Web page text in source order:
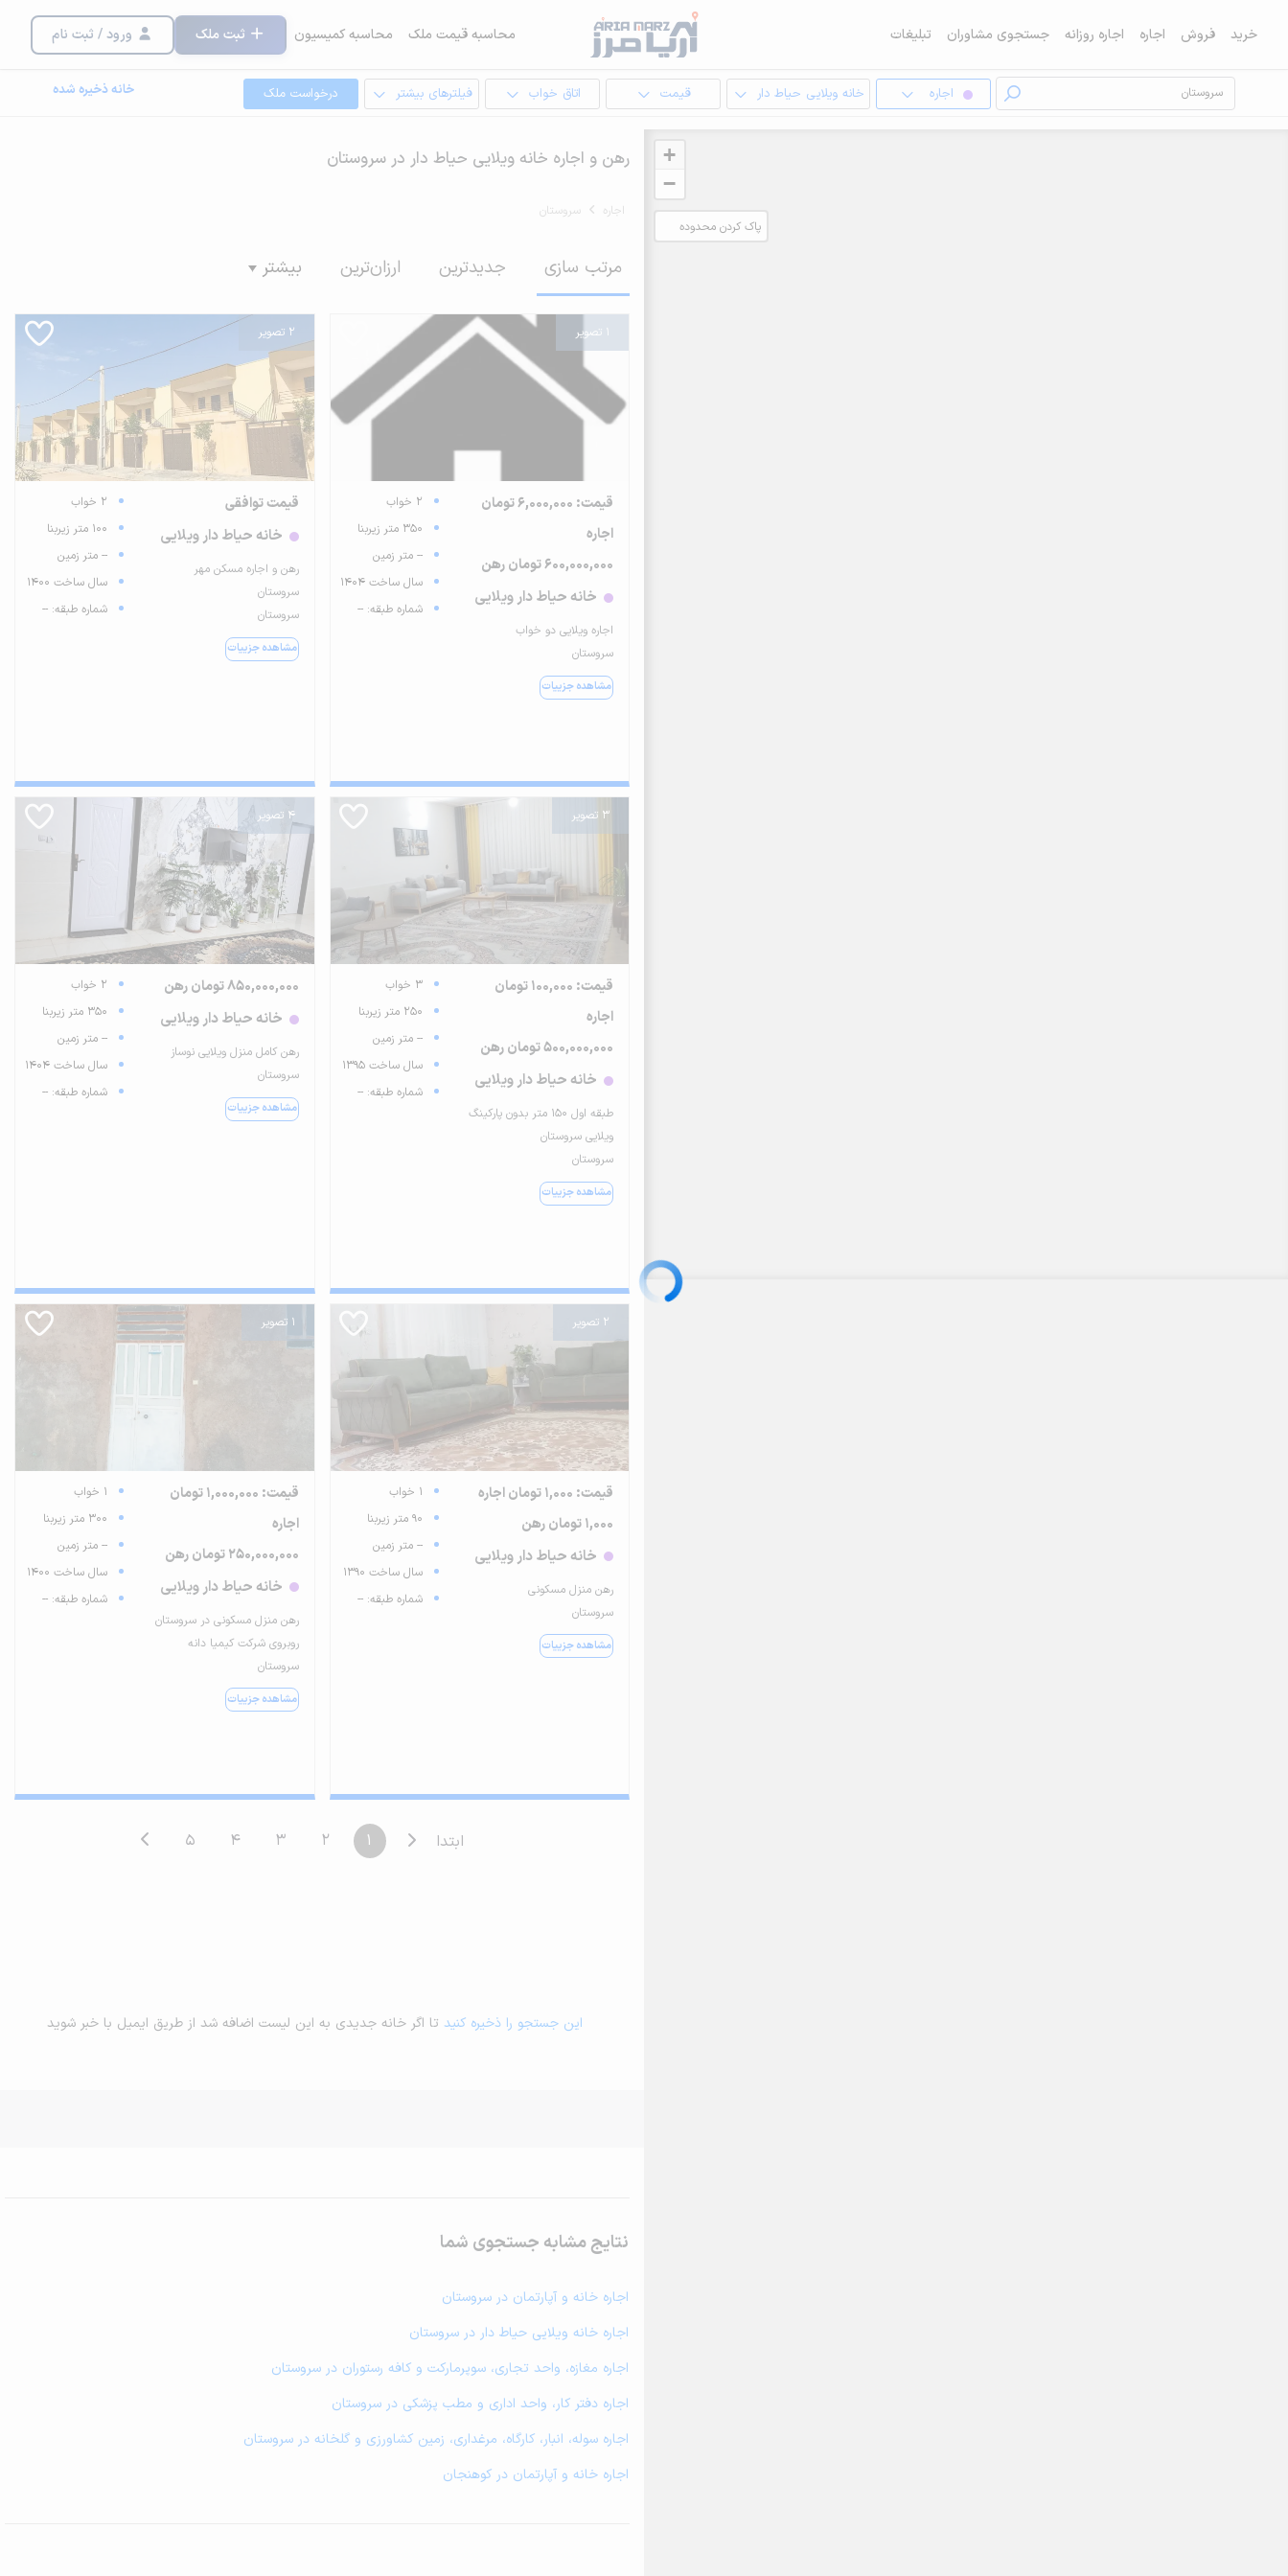
خرید فروش اجاره اجاره روزانه جستجوی مشاوران تبلیغات محاسبه قیمت ملک محاسبه کمیسیون ثبت ملک ورود / ثبت نام
اجاره خانه ویلایی حیاط دار قیمت اتاق خواب فیلترهای بیشتر درخواست ملک خانه ذخیره شده
+
−
پاک کردن محدوده
رهن و اجاره خانه ویلایی حیاط دار در سروستان
اجاره سروستان
مرتب سازی جدیدترین ارزان‌ترین بیشتر
1 تصویر
قیمت: 6,000,000 تومان
اجاره
600,000,000 تومان رهن
خانه حیاط دار ویلایی
اجاره ویلایی دو خواب
سروستان
مشاهده جزییات
2 خواب
350 متر زیربنا
-- متر زمین
سال ساخت 1404
شماره طبقه: --
2 تصویر
قیمت توافقی
خانه حیاط دار ویلایی
رهن و اجاره مسکن مهر
سروستان
سروستان
مشاهده جزییات
2 خواب
100 متر زیربنا
-- متر زمین
سال ساخت 1400
شماره طبقه: --
3 تصویر
قیمت: 100,000 تومان
اجاره
500,000,000 تومان رهن
خانه حیاط دار ویلایی
طبقه اول ۱۵۰ متر بدون پارکینگ
ویلایی سروستان
سروستان
مشاهده جزییات
3 خواب
250 متر زیربنا
-- متر زمین
سال ساخت 1395
شماره طبقه: --
4 تصویر
850,000,000 تومان رهن
خانه حیاط دار ویلایی
رهن کامل منزل ویلایی نوساز
سروستان
مشاهده جزییات
2 خواب
350 متر زیربنا
-- متر زمین
سال ساخت 1404
شماره طبقه: --
2 تصویر
قیمت: 1,000 تومان اجاره
1,000 تومان رهن
خانه حیاط دار ویلایی
رهن منزل مسکونی
سروستان
مشاهده جزییات
1 خواب
90 متر زیربنا
-- متر زمین
سال ساخت 1390
شماره طبقه: --
1 تصویر
قیمت: 1,000,000 تومان
اجاره
250,000,000 تومان رهن
خانه حیاط دار ویلایی
رهن منزل مسکونی در سروستان
روبروی شرکت کیمیا دانه
سروستان
مشاهده جزییات
1 خواب
300 متر زیربنا
-- متر زمین
سال ساخت 1400
شماره طبقه: --
ابتدا 1
2
3
4
5
این جستجو را ذخیره کنید تا اگر خانه جدیدی به این لیست اضافه شد از طریق ایمیل با خبر شوید
نتایج مشابه جستجوی شما
اجاره خانه و آپارتمان در سروستان
اجاره خانه ویلایی حیاط دار در سروستان
اجاره مغازه، واحد تجاری، سوپرمارکت و کافه رستوران در سروستان
اجاره دفتر کار، واحد اداری و مطب پزشکی در سروستان
اجاره سوله، انبار، کارگاه، مرغداری، زمین کشاورزی و گلخانه در سروستان
اجاره خانه و آپارتمان در کوهنجان